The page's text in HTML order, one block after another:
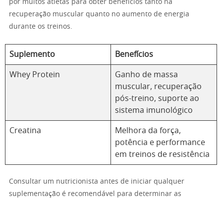
por muitos atletas para obter benefícios tanto na
recuperação muscular quanto no aumento de energia
durante os treinos.
Suplemento Benefícios
Whey Protein
Ganho de massa
muscular, recuperação
pós-treino, suporte ao
sistema imunológico
Creatina
Melhora da força,
potência e performance
em treinos de resistência
Consultar um nutricionista antes de iniciar qualquer
suplementação é recomendável para determinar as